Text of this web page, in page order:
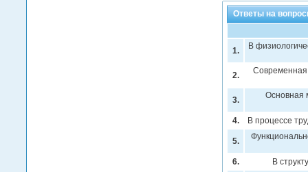
Ответы на
1. В
2. Современная
3. Основная
4. В процессе
5.
6. В